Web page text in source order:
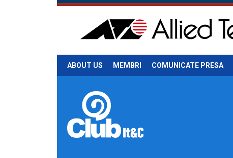
ABOUT US MEMBRI COMUNICATE PRESA